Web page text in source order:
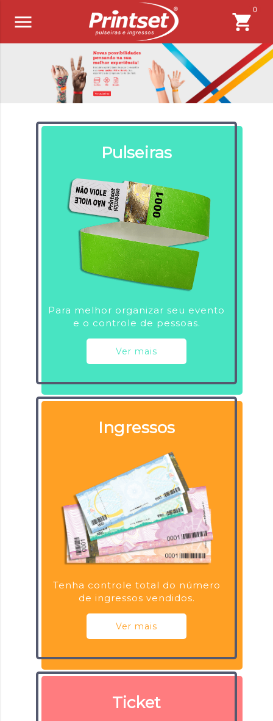
0
Pulseiras
Para melhor organizar seu evento
e o controle de pessoas.
Ver mais
Ingressos
Tenha controle total do número
de ingressos vendidos.
Ver mais
Ticket